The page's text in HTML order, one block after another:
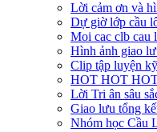
Lời cảm ơn và
Dự giờ lớp cầu
Moi cac clb cau
Hình ảnh giao
Clip tập luyện
HOT HOT
Lời Tri ân sâu
Giao lưu tổng
Nhóm học Cầu